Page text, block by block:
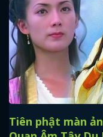
Tiên phật màn